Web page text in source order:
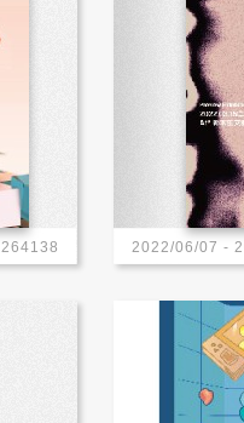
264138 2022/06/07 -